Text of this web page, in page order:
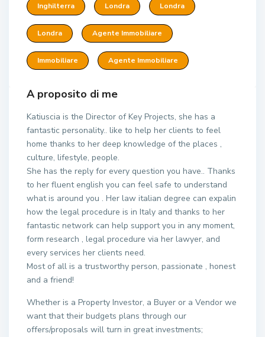
Inghilterra Londra Londra
Londra Agente Immobiliare
Immobiliare Agente Immobiliare
A proposito di me
Katiuscia is the Director of Key Projects, she has a
fantastic personality.. like to help her clients to feel
home thanks to her deep knowledge of the places ,
culture, lifestyle, people.
She has the reply for every question you have.. Thanks
to her fluent english you can feel safe to understand
what is around you . Her law italian degree can expalin
how the legal procedure is in Italy and thanks to her
fantastic network can help support you in any moment,
form research , legal procedure via her lawyer, and
every services her clients need.
Most of all is a trustworthy person, passionate , honest
and a friend!
Whether is a Property Investor, a Buyer or a Vendor we
want that their budgets plans through our
offers/proposals will turn in great investments;